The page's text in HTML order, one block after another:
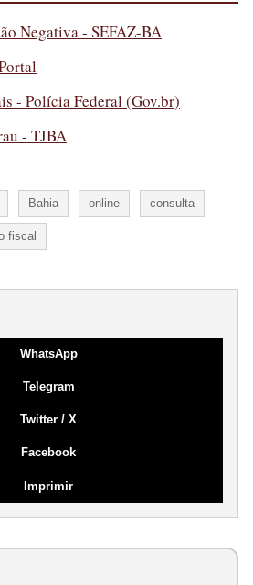
Negativa - SEFAZ-BA
- Polícia Federal (Gov.br)
- TJBA
Bahia online consulta
fiscal
WhatsApp
Telegram
Twitter / X
Facebook
Imprimir